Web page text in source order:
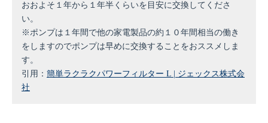
おおよそ１年から１年半くらいを目安に交換してくださ
い。
※ポンプは１年間で他の家電製品の約１０年間相当の働き
をしますのでポンプは早めに交換することをおススメしま
す。
引用： 簡単ラクラクパワーフィルター L | ジェックス株式会
社